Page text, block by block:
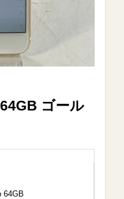
ゴール
64GB